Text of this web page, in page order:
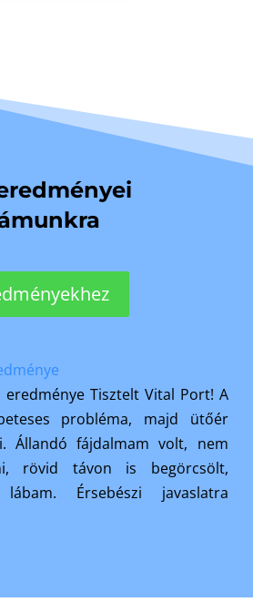
eredménye Tisztelt Vital Port! A
probléma, majd ütőér
Állandó fájdalmam volt, nem
rövid távon is begörcsölt,
Érsebészi javaslatra